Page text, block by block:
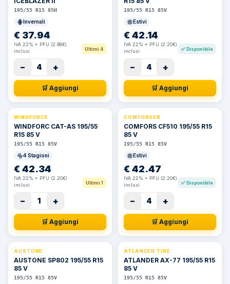
195/55 R15 85H
Invernali
€ 37.94
IVA 22% + PFU (2.98€)
inclusi
Ultimi 4
− 4 +
🛒 Aggiungi
195/55 R15 85V
Estivi
€42.14
IVA 22% + PFU (2.20€)
inclusi
✅Disponibile
− 4 +
🛒 Aggiungi
WINDFORCE
WINDFORC CAT-AS 195/55
R15 85 V
195/55 R15 85V
4 Stagioni
€42.34
IVA 22% + PFU (2.20€)
inclusi
Ultimi 1
− 1 +
🛒 Aggiungi
COMFORSER
COMFORS CF510 195/55 R15
85 V
195/55 R15 85V
Estivi
€42.47
IVA 22% + PFU (2.20€)
inclusi
✅Disponibile
− 4 +
🛒 Aggiungi
AUSTONE
AUSTONE SP802 195/55 R15
85 V
195/55 R15 85V
ATLANDER TIRE
ATLANDER AX-77 195/55 R15
85 V
195/55 R15 85V